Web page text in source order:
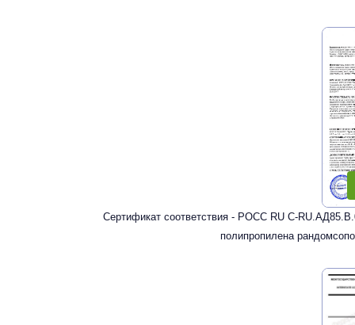
Сертификат соответствия - РОСС RU С-
полипропилена